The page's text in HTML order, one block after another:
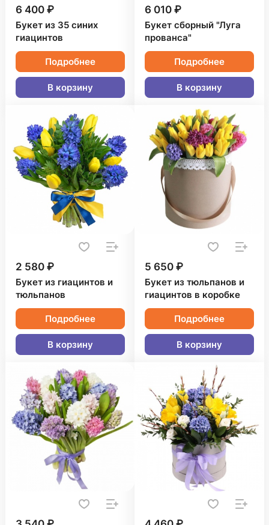
6 400 ₽
Букет из 35 синих
гиацинтов
Подробнее
В корзину
6 010 ₽
Букет сборный "Луга
прованса"
Подробнее
В корзину
2 580 ₽
Букет из гиацинтов и
тюльпанов
Подробнее
В корзину
5 650 ₽
Букет из тюльпанов и
гиацинтов в коробке
Подробнее
В корзину